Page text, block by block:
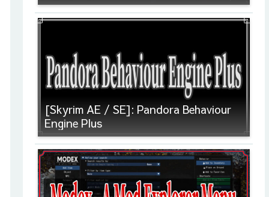
[Skyrim AE / SE]: Pandora Behaviour
Engine Plus